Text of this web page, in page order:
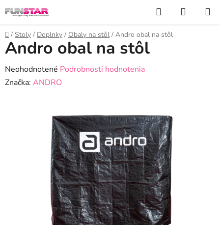
na
obsah
Hľadať
KOŠÍK
Domov
/ Stoly / Doplnky / Obaly na stôl / Andro obal na stôl
Andro obal na stôl
Priemerné
hodnotenie
Neohodnotené Podrobnosti hodnotenia
Značka: ANDRO